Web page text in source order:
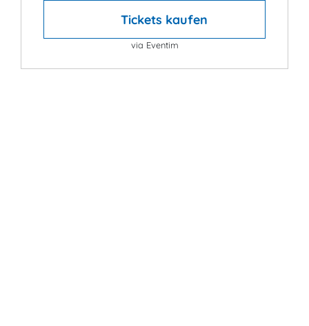
Tickets kaufen
via Eventim